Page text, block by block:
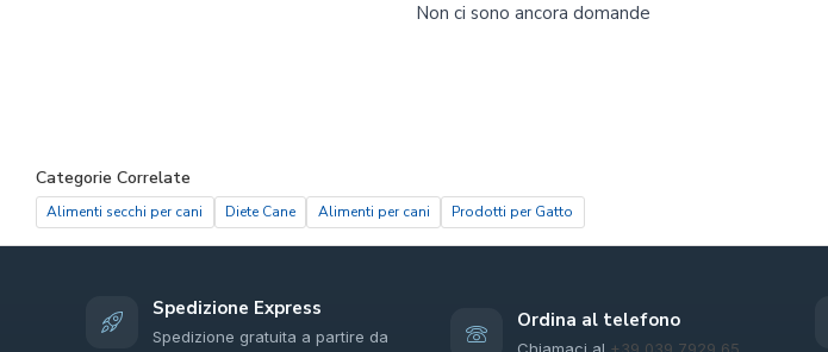
Non ci sono ancora domande
Categorie Correlate
Alimenti secchi per cani Diete Cane Alimenti per cani Prodotti per Gatto
Spedizione Express
Spedizione gratuita a partire da
Ordina al telefono